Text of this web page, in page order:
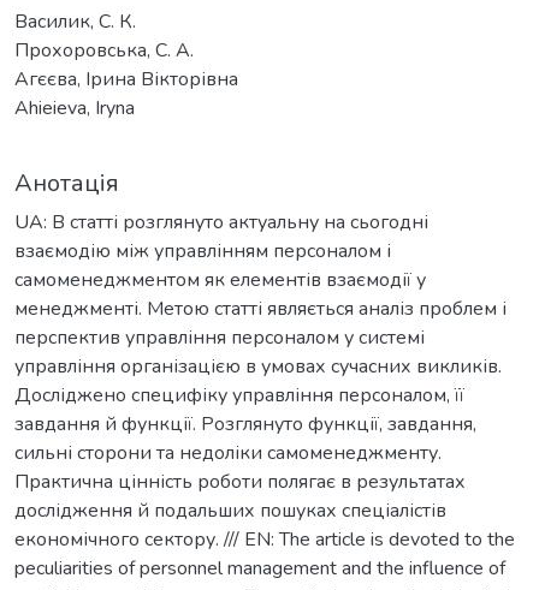
Василик, С. К.
Прохоровська, С. А.
Агєєва, Ірина Вікторівна
Ahieieva, Iryna
Анотація
UA: В статті розглянуто актуальну на сьогодні
взаємодію між управлінням персоналом і
самоменеджментом як елементів взаємодії у
менеджменті. Метою статті являється аналіз проблем і
перспектив управління персоналом у системі
управління організацією в умовах сучасних викликів.
Досліджено специфіку управління персоналом, її
завдання й функції. Розглянуто функції, завдання,
сильні сторони та недоліки самоменеджменту.
Практична цінність роботи полягає в результатах
дослідження й подальших пошуках спеціалістів
економічного сектору. /// EN: The article is devoted to the
peculiarities of personnel management and the influence of